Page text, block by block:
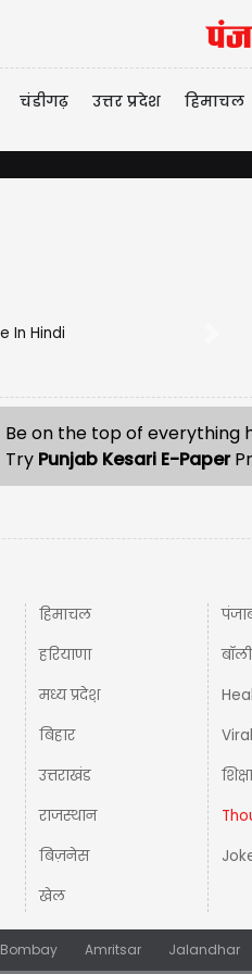
चंडीगढ़ उत्तर प्रदेश हिमाचल
Be on the top of everything
Try Punjab Kesari E-Paper
हिमाचल
हरियाणा
मध्य प्रदेश़
बिहार
उत्तराखंड
राजस्थान
बिज़नेस
खेल
Bombay Amritsar Jalandhar